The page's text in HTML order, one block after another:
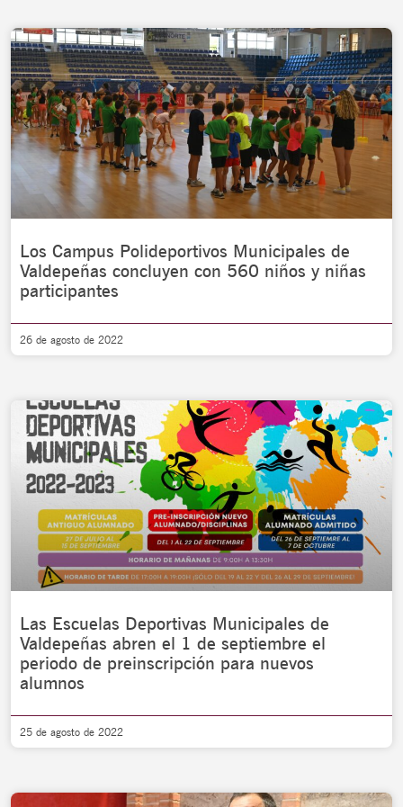
Los Campus Polideportivos Municipales de
Valdepeñas concluyen con 560 niños y niñas
participantes
26 de agosto de 2022
Las Escuelas Deportivas Municipales de
Valdepeñas abren el 1 de septiembre el
periodo de preinscripción para nuevos
alumnos
25 de agosto de 2022